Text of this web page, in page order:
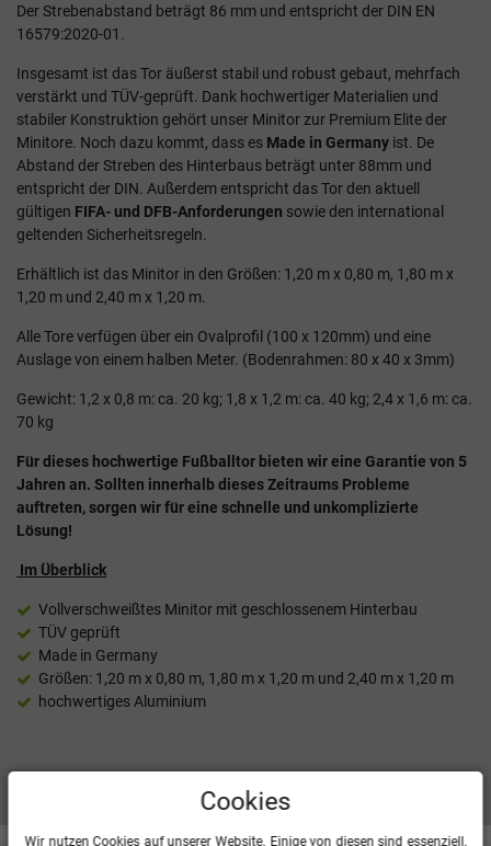
Der Strebenabstand beträgt 86 mm und entspricht der DIN EN
16579:2020-01.
Insgesamt ist das Tor äußerst stabil und robust gebaut, mehrfach
verstärkt und TÜV-geprüft. Dank hochwertiger Materialien und
stabiler Konstruktion gehört unser Minitor zur Premium Elite der
Minitore. Noch dazu kommt, dass es Made in Germany ist. De
Abstand der Streben des Hinterbaus beträgt unter 88mm und
entspricht der DIN. Außerdem entspricht das Tor den aktuell
gültigen FIFA- und DFB-Anforderungen sowie den international
geltenden Sicherheitsregeln.
Erhältlich ist das Minitor in den Größen: 1,20 m x 0,80 m, 1,80 m x
1,20 m und 2,40 m x 1,20 m.
Alle Tore verfügen über ein Ovalprofil (100 x 120mm) und eine
Auslage von einem halben Meter. (Bodenrahmen: 80 x 40 x 3mm)
Gewicht: 1,2 x 0,8 m: ca. 20 kg; 1,8 x 1,2 m: ca. 40 kg; 2,4 x 1,6 m: ca.
70 kg
Für dieses hochwertige Fußballtor bieten wir eine Garantie von 5
Jahren an. Sollten innerhalb dieses Zeitraums Probleme
auftreten, sorgen wir für eine schnelle und unkomplizierte
Lösung!
Im Überblick
Vollverschweißtes Minitor mit geschlossenem Hinterbau
TÜV geprüft
Made in Germany
Größen: 1,20 m x 0,80 m, 1,80 m x 1,20 m und 2,40 m x 1,20 m
hochwertiges Aluminium
Cookies
Wir nutzen Cookies auf unserer Website. Einige von diesen sind essenziell,